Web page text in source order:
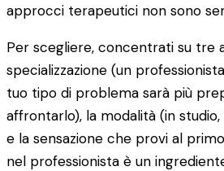
approcci terapeutici non sono
Per scegliere, concentrati su tre
specializzazione (un
tuo tipo di problema sarà più
affrontarlo), la modalità (in
e la sensazione che provi al
nel professionista è un